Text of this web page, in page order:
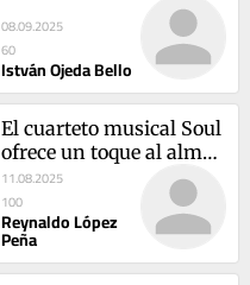
08.09.2025
60
István Ojeda Bello
El cuarteto musical Soul
ofrece un toque al alma
(+fotos)
11.08.2025
100
Reynaldo López
Peña